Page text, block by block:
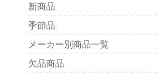
新商品
季節品
メーカー別商品一覧
欠品商品